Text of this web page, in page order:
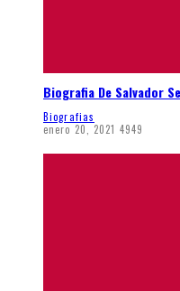
Biografia De Salvador
Biografias
enero 20, 2021 4949